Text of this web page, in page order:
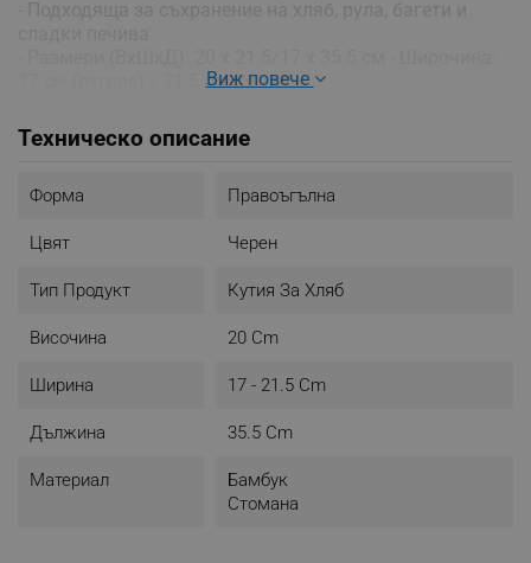
17 см (отгоре) / 21.5 см (отдолу)
Виж повече
Техническо описание
Форма Правоъгълна
Цвят Черен
Тип Продукт Кутия За Хляб
Височина 20 Cm
Ширина 17 - 21.5 Cm
Дължина 35.5 Cm
Материал
Бамбук
Стомана